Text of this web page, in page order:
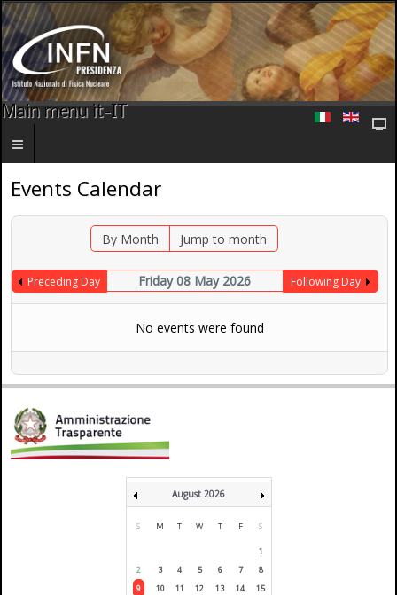
Main menu it-IT
Events Calendar
By Month Jump to month
Preceding Day Friday 08 May 2026 Following Day
No events were found
August 2026
S M T W T F S
1
2
3 4 5 6 7
8
9
10 11 12 13 14
15